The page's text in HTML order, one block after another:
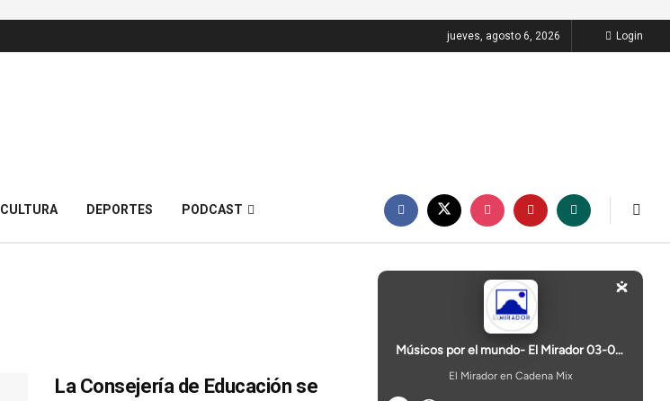
jueves, agosto 6, 2026 Login
CULTURA DEPORTES PODCAST
La Consejería de Educación se